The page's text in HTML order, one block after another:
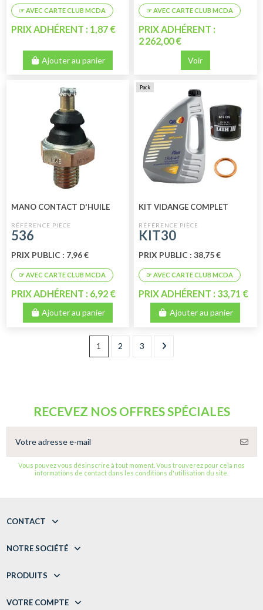
PRIX ADHÉRENT : 1,87 €
Ajouter au panier
PRIX ADHÉRENT :
2 262,00 €
Voir
MANO CONTACT D'HUILE
536
PRIX PUBLIC : 7,96 €
PRIX ADHÉRENT : 6,92 €
Ajouter au panier
Pack
KIT VIDANGE COMPLET
KIT30
PRIX PUBLIC : 38,75 €
PRIX ADHÉRENT : 33,71 €
Ajouter au panier
1 2 3
RECEVEZ NOS OFFRES SPÉCIALES
Vous pouvez vous désinscrire à tout moment. Vous trouverez pour cela nos
informations de contact dans les conditions d'utilisation du site.
CONTACT
NOTRE SOCIÉTÉ
PRODUITS
VOTRE COMPTE